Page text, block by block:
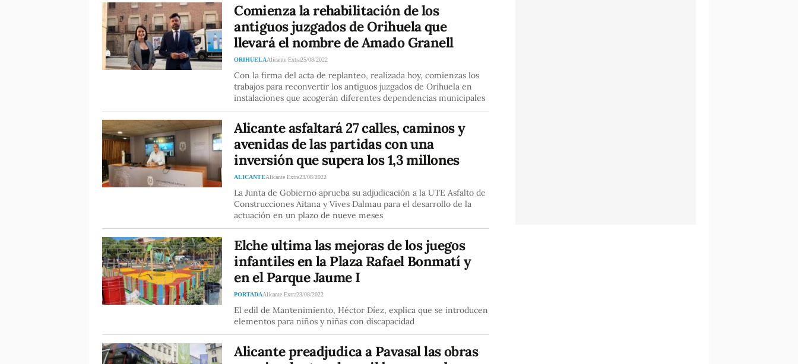
Comienza la rehabilitación de los
antiguos juzgados de Orihuela que
llevará el nombre de Amado Granell
ORIHUELAAlicante Extra25/08/2022
Con la firma del acta de replanteo, realizada hoy, comienzas los
trabajos para reconvertir los antiguos juzgados de Orihuela en
instalaciones que acogerán diferentes dependencias municipales
Alicante asfaltará 27 calles, caminos y
avenidas de las partidas con una
inversión que supera los 1,3 millones
ALICANTEAlicante Extra23/08/2022
La Junta de Gobierno aprueba su adjudicación a la UTE Asfalto de
Construcciones Aitana y Vives Dalmau para el desarrollo de la
actuación en un plazo de nueve meses
Elche ultima las mejoras de los juegos
infantiles en la Plaza Rafael Bonmatí y
en el Parque Jaume I
PORTADAAlicante Extra23/08/2022
El edil de Mantenimiento, Héctor Díez, explica que se introducen
elementos para niños y niñas con discapacidad
Alicante preadjudica a Pavasal las obras